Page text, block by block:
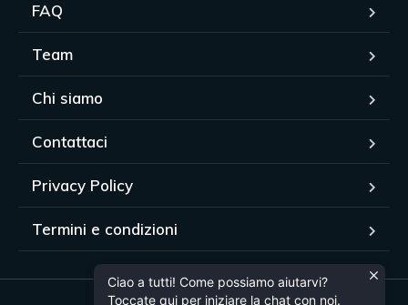
FAQ
Team
Chi siamo
Contattaci
Privacy Policy
Termini e condizioni
Ciao a tutti! Come possiamo aiutarvi?
Toccate qui per iniziare la chat con noi.